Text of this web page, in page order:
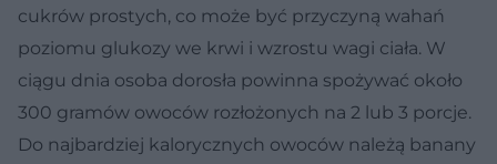
cukrów prostych, co może być przyczyną wahań
poziomu glukozy we krwi i wzrostu wagi ciała. W
ciągu dnia osoba dorosła powinna spożywać około
300 gramów owoców rozłożonych na 2 lub 3 porcje.
Do najbardziej kalorycznych owoców należą banany